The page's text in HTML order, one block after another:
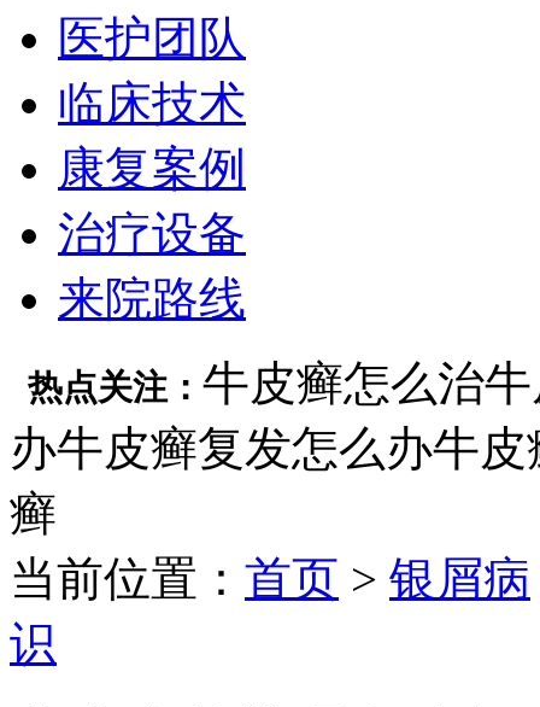
医护团队
临床技术
康复案例
治疗设备
来院路线
热点关注： 牛皮癣怎么治
办牛皮癣复发怎么办牛皮
癣
当前位置： 首页 > 银屑病
识